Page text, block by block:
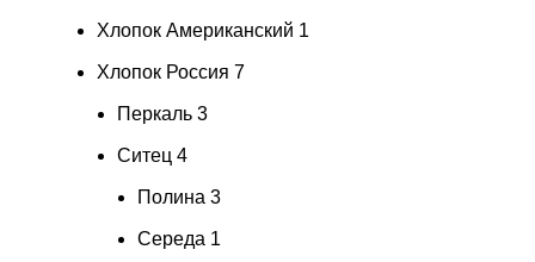
Хлопок Американский 1
Хлопок Россия 7
Перкаль 3
Ситец 4
Полина 3
Середа 1